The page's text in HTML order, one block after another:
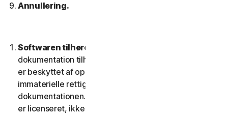
Annullering.
Softwaren tilhører os.
dokumentation tilhører os eller vores licensgivere og
er beskyttet af ophavsretlove. Dette inkluderer alle
immaterielle rettigheder i og til softwaren og
dokumentationen. Al software, som vi leverer til dig,
er licenseret, ikke solgt til dig, og vi forbeholder os